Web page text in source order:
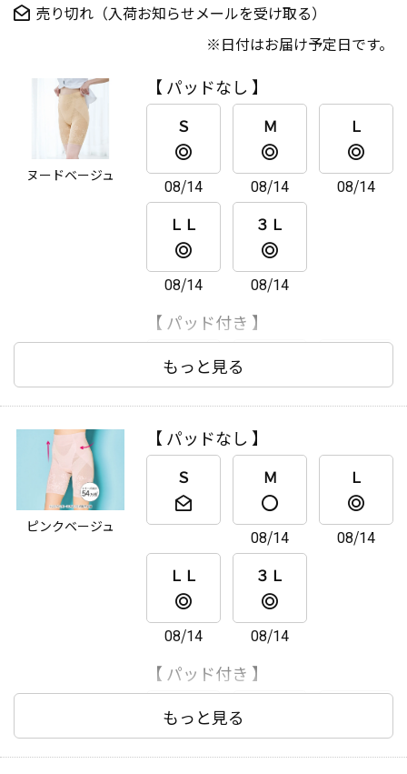
売り切れ（入荷お知らせメールを受け取る）
日付はお届け予定日です。
ヌードベージュ
【 パッドなし 】
Ｓ
08/14
Ｍ
08/14
Ｌ
08/14
ＬＬ
08/14
３Ｌ
08/14
【 パッド付き 】
Ｓ
ＬＬ ３Ｌ
もっと見る
ピンクベージュ
【 パッドなし 】
Ｓ Ｍ
08/14
Ｌ
08/14
ＬＬ
08/14
３Ｌ
08/14
【 パッド付き 】
Ｓ
もっと見る